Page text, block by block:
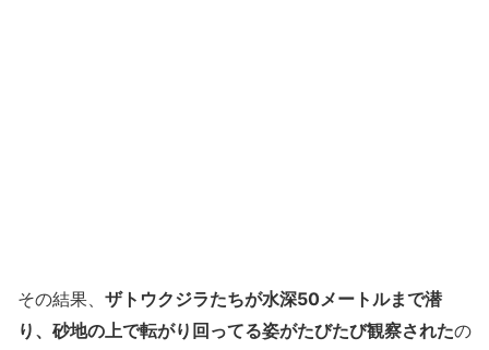
その結果、 ザトウクジラたちが水深50メートルまで潜
り、砂地の上で転がり回ってる姿がたびたび観察されたの